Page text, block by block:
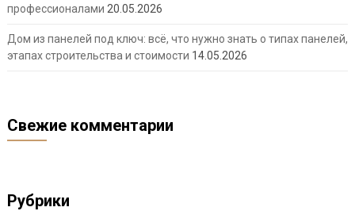
профессионалами 20.05.2026
Дом из панелей под ключ: всё, что нужно знать о типах панелей,
этапах строительства и стоимости 14.05.2026
Свежие комментарии
Рубрики